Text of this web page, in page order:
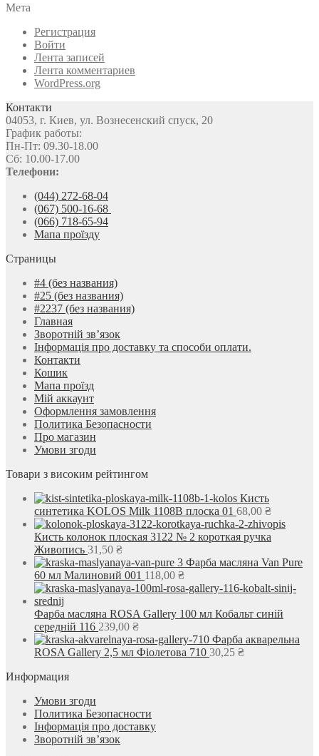
Мета
Регистрация
Войти
Лента записей
Лента комментариев
WordPress.org
Контакти
04053, г. Киев, ул. Вознесенский спуск, 20
График работы:
Пн-Пт: 09.30-18.00
Сб: 10.00-17.00
Телефони:
(044) 272-68-04
(067) 500-16-68
(066) 718-65-94
Мапа проїзду
Страницы
#4 (без названия)
#25 (без названия)
#2237 (без названия)
Главная
Зворотній зв’язок
Інформація про доставку та способи оплати.
Контакти
Кошик
Мапа проїзд
Мій аккаунт
Оформлення замовлення
Политика Безопасности
Про магазин
Умови згоди
Товари з високим рейтингом
Кисть
синтетика KOLOS Milk 1108B плоска 01 68,00 ₴
Кисть колонок плоская 3122 № 2 короткая ручка
Живопись 31,50 ₴
Фарба масляна Van Pure
60 мл Малиновий 001 118,00 ₴
Фарба масляна ROSA Gallery 100 мл Кобальт синій
середній 116 239,00 ₴
Фарба акварельна
ROSA Gallery 2,5 мл Фіолетова 710 30,25 ₴
Информация
Умови згоди
Политика Безопасности
Інформація про доставку
Зворотній зв’язок